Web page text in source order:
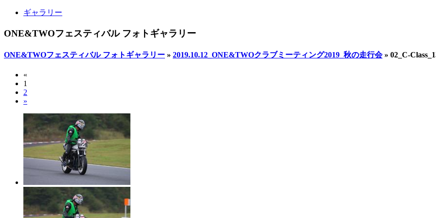
ギャラリー
ONE&TWOフェスティバル フォトギャラリー
ONE&TWOフェスティバル フォトギャラリー » 2019.10.12_ONE&TWOクラブミーティング2019_秋の走行会» 02_C-
«
1
2
»